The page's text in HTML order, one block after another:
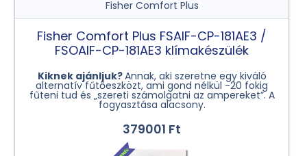
Fisher Comfort Plus
Fisher Comfort Plus FSAIF-CP-181AE3 /
FSOAIF-CP-181AE3 klímakészülék
Kiknek ajánljuk?Annak, aki szeretne egy kiváló
alternatív fűtőeszközt, ami gond nélkül -20 fokig
fűteni tud és „szereti számolgatni az ampereket”. A
fogyasztása alacsony.
379001 Ft